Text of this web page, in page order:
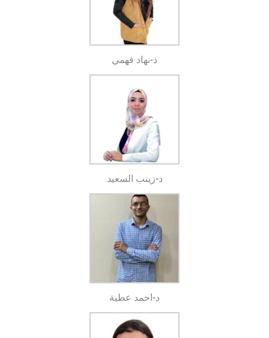
د-نهاد فهمي
د-زينب السعيد
د-احمد عطية